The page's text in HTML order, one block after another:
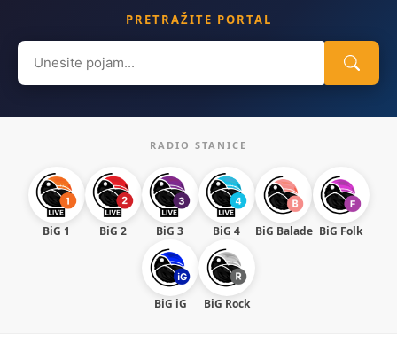
PRETRAŽITE PORTAL
Search
for:
RADIO STANICE
BiG 1 BiG 2 BiG 3 BiG 4 BiG Balade BiG Folk
BiG iG BiG Rock